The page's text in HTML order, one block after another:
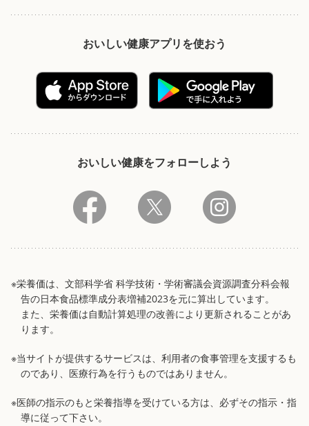
おいしい健康アプリを使おう
おいしい健康をフォローしよう
※栄養価は、文部科学省 科学技術・学術審議会資源調査分科会報
告の日本食品標準成分表増補2023を元に算出しています。
また、栄養価は自動計算処理の改善により更新されることがあ
ります。
※当サイトが提供するサービスは、利用者の食事管理を支援するも
のであり、医療行為を行うものではありません。
※医師の指示のもと栄養指導を受けている方は、必ずその指示・指
導に従って下さい。